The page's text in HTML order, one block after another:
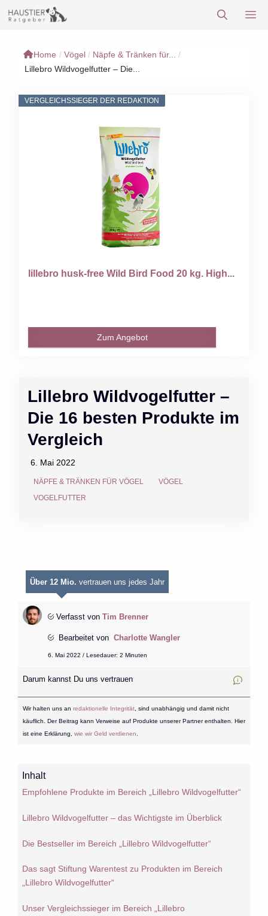
Inhalt
Home / Vögel / Näpfe & Tränken für...
/
Lillebro Wildvogelfutter – Die...
Lillebro Wildvogelfutter –
Die 16 besten Produkte im
Vergleich
6. Mai 2022
NÄPFE & TRÄNKEN FÜR VÖGEL
VÖGEL
VOGELFUTTER
VERGLEICHSSIEGER DER REDAKTION
lillebro husk-free Wild Bird Food 20 kg. High...
Zum Angebot
Über 12 Mio. vertrauen uns jedes Jahr
Verfasst von Tim Brenner
Bearbeitet von Charlotte Wangler
6. Mai 2022 / Lesedauer: 2 Minuten
Darum kannst Du uns vertrauen
Wir halten uns an redaktionelle Integrität, sind unabhängig und damit nicht
käuflich. Der Beitrag kann Verweise auf Produkte unserer Partner enthalten. Hier
ist eine Erklärung, wie wir Geld verdienen
Inhalt
Empfohlene Produkte im Bereich „Lillebro Wildvogelfutter“
Lillebro Wildvogelfutter – das Wichtigste im Überblick
Die Bestseller im Bereich „Lillebro Wildvogelfutter“
Das sagt Stiftung Warentest zu Produkten im Bereich
„Lillebro Wildvogelfutter“
Unser Vergleichssieger im Bereich „Lillebro